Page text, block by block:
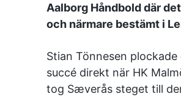
Aalborg Håndbold där
och närmare bestämt i
Stian Tönnesen
succé direkt när HK
tog Sæverås steget till